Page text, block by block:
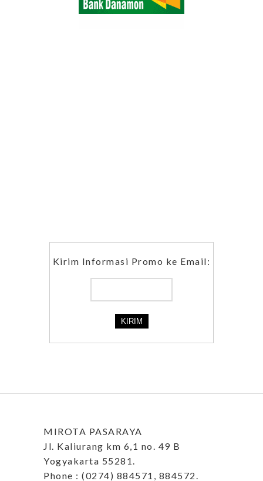
Kirim Informasi Promo ke Email:
MIROTA PASARAYA
Jl. Kaliurang km 6,1 no. 49 B
Yogyakarta 55281.
Phone : (0274) 884571, 884572.